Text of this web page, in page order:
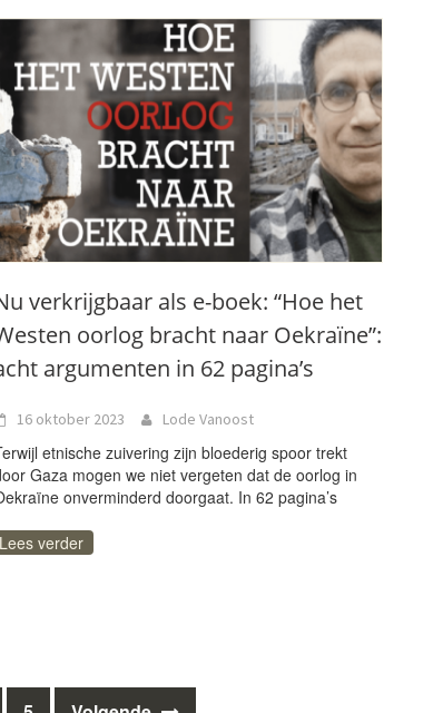
verkrijgbaar als e-boek: “Hoe het
oorlog bracht naar Oekraïne”:
argumenten in 62 pagina’s
16 oktober 2023 Lode Vanoost
etnische zuivering zijn bloederig spoor trekt
Gaza mogen we niet vergeten dat de oorlog in
onverminderd doorgaat. In 62 pagina’s
Lees verder